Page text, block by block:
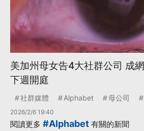
美加州母女告4大社群公司 成
下週開庭
社群媒體 Alphabet 母公司
2026/2/6 19:40
閱讀更多 #Alphabet 有關的新聞